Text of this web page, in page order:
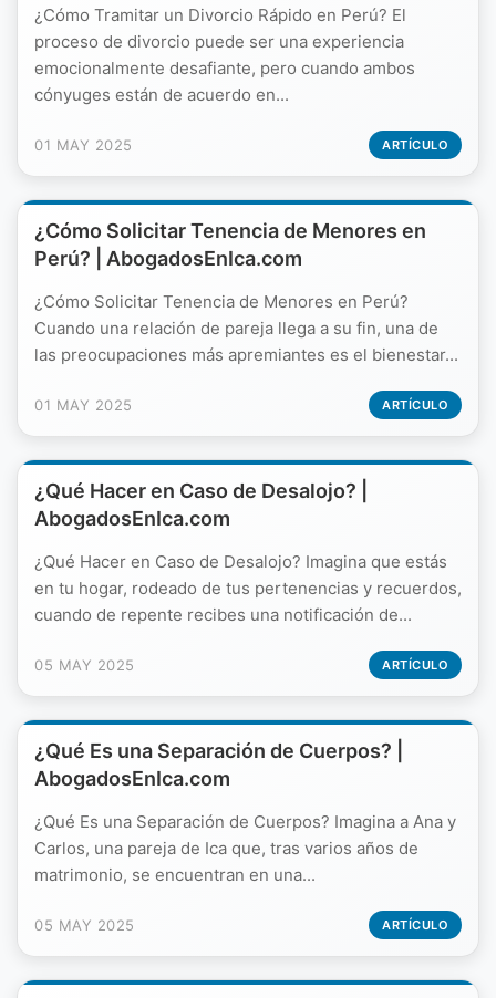
¿Cómo Tramitar un Divorcio Rápido en Perú? El
proceso de divorcio puede ser una experiencia
emocionalmente desafiante, pero cuando ambos
cónyuges están de acuerdo en...
01 MAY 2025 ARTÍCULO
¿Cómo Solicitar Tenencia de Menores en
Perú? | AbogadosEnIca.com
¿Cómo Solicitar Tenencia de Menores en Perú?
Cuando una relación de pareja llega a su fin, una de
las preocupaciones más apremiantes es el bienestar...
01 MAY 2025 ARTÍCULO
¿Qué Hacer en Caso de Desalojo? |
AbogadosEnIca.com
¿Qué Hacer en Caso de Desalojo? Imagina que estás
en tu hogar, rodeado de tus pertenencias y recuerdos,
cuando de repente recibes una notificación de...
05 MAY 2025 ARTÍCULO
¿Qué Es una Separación de Cuerpos? |
AbogadosEnIca.com
¿Qué Es una Separación de Cuerpos? Imagina a Ana y
Carlos, una pareja de Ica que, tras varios años de
matrimonio, se encuentran en una...
05 MAY 2025 ARTÍCULO